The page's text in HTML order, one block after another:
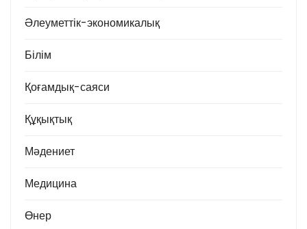
Әлеуметтік-экономикалық
Білім
Қоғамдық-саяси
Құқықтық
Мәдениет
Медицина
Өнер